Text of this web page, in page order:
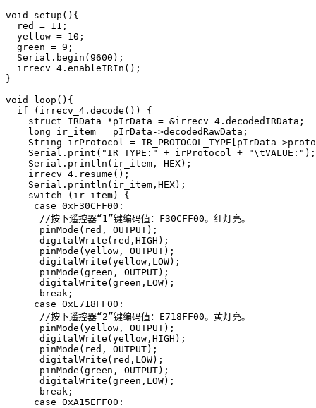
void setup(){
  red = 11;
  yellow = 10;
  green = 9;
  Serial.begin(9600);
  irrecv_4.enableIRIn();
}
void loop(){
  if (irrecv_4.decode()) {
    struct IRData *pIrData = &irrecv_4.decodedIRData;
    long ir_item = pIrData->decodedRawData;
String irProtocol = IR_PROTOCOL_TYPE[pIrData-
    Serial.print("IR TYPE:" + irProtocol + "\tVALUE:");
    Serial.println(ir_item, HEX);
    irrecv_4.resume();
    Serial.println(ir_item,HEX);
    switch (ir_item) {
     case 0xF30CFF00:
      //按下遥控器“1”键编码值：F30CFF00。红灯亮。
      pinMode(red, OUTPUT);
      digitalWrite(red,HIGH);
      pinMode(yellow, OUTPUT);
      digitalWrite(yellow,LOW);
      pinMode(green, OUTPUT);
      digitalWrite(green,LOW);
      break;
     case 0xE718FF00:
      //按下遥控器“2”键编码值：E718FF00。黄灯亮。
      pinMode(yellow, OUTPUT);
      digitalWrite(yellow,HIGH);
      pinMode(red, OUTPUT);
      digitalWrite(red,LOW);
      pinMode(green, OUTPUT);
      digitalWrite(green,LOW);
      break;
     case 0xA15EFF00: